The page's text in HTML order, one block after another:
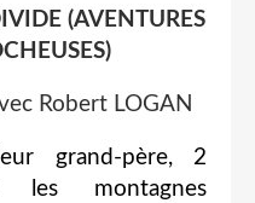
(AVENTURES
Robert LOGAN
grand-père, 2
les montagnes